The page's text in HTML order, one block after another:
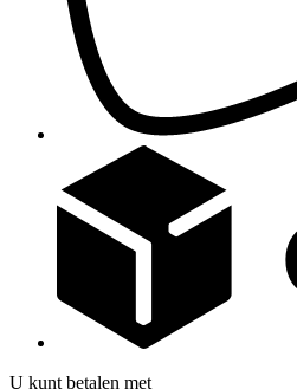
U kunt betalen met